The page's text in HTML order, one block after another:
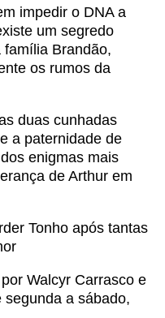
impedir o DNA a
um segredo
Brandão,
os rumos da
duas cunhadas
a paternidade de
enigmas mais
de Arthur em
Tonho após tantas
Walcyr Carrasco e
a sábado,